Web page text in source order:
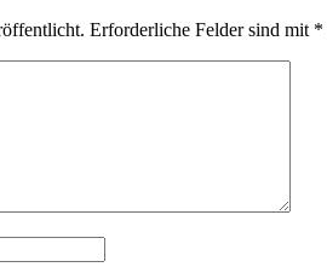
Erforderliche Felder sind mit *